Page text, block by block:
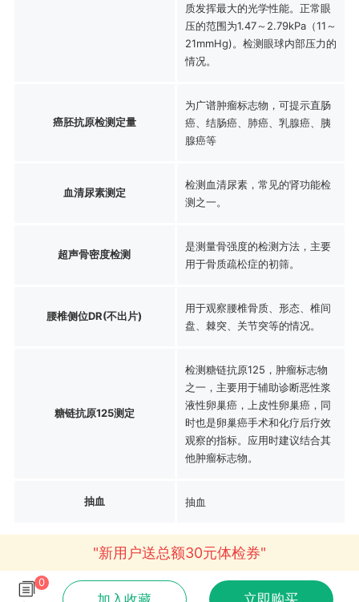
质发挥最大的光学性能。正常眼
压的范围为1.47～2.79kPa（11～
21mmHg)。检测眼球内部压力的
情况。
癌胚抗原检测定量
为广谱肿瘤标志物，可提示直肠
癌、结肠癌、肺癌、乳腺癌、胰
腺癌等
血清尿素测定
检测血清尿素，常见的肾功能检
测之一。
超声骨密度检测
是测量骨强度的检测方法，主要
用于骨质疏松症的初筛。
腰椎侧位DR(不出片)
用于观察腰椎骨质、形态、椎间
盘、棘突、关节突等的情况。
糖链抗原125测定
检测糖链抗原125，肿瘤标志物
之一，主要用于辅助诊断恶性浆
液性卵巢癌，上皮性卵巢癌，同
时也是卵巢癌手术和化疗后疗效
观察的指标。应用时建议结合其
他肿瘤标志物。
抽血 抽血
"新用户送总额30元体检券"
0